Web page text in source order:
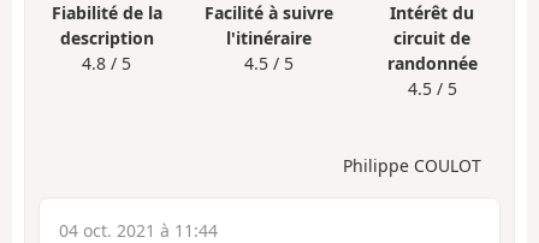
Fiabilité de la
description
4.8 / 5
Facilité à suivre
l'itinéraire
4.5 / 5
Intérêt du
circuit de
randonnée
4.5 / 5
Philippe COULOT
04 oct. 2021 à 11:44